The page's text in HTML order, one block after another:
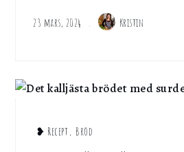
23 mars, 2024 Kristin
❥ Recept, Bröd